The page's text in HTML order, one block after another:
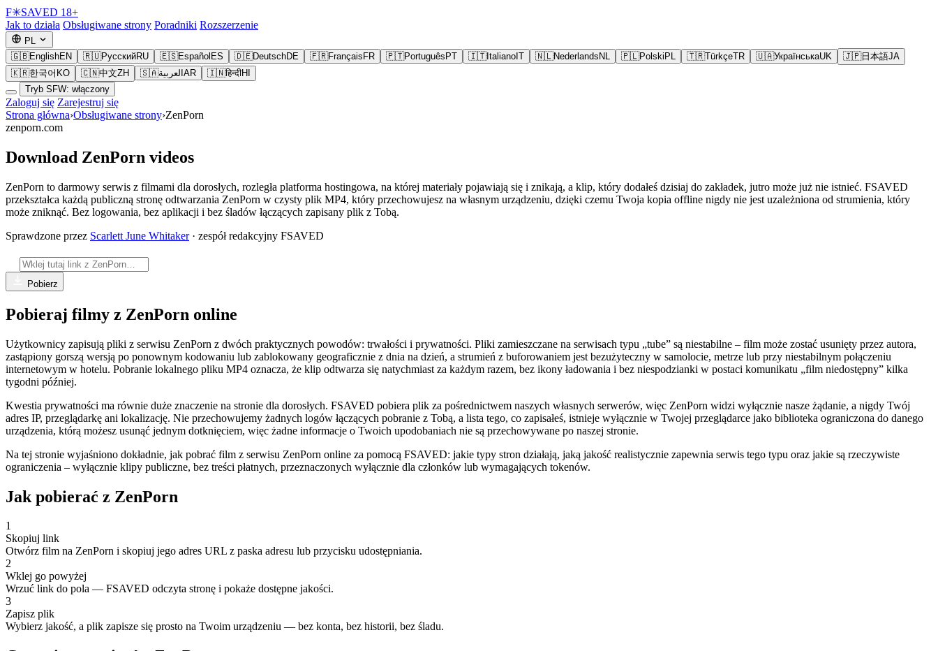
F✳SAVED 18+
Jak to działa Obsługiwane strony Poradniki Rozszerzenie
PL
🇬🇧EnglishEN 🇷🇺РусскийRU 🇪🇸Español ES 🇩🇪DeutschDE 🇫🇷Français FR 🇵🇹Português PT 🇮🇹Italiano IT 🇳🇱Nederlands NL 🇵🇱Polski PL 🇹🇷TürkçeTR 🇺🇦УкраїнськаUK 🇯🇵日本語JA
🇰🇷한국어 KO 🇨🇳中文ZH 🇸🇦العربية AR 🇮🇳हिन्दीHI
Tryb SFW: włączony
Zaloguj się Zarejestruj się
Strona główna›Obsługiwane strony›ZenPorn
zenporn.com
Download ZenPorn videos
ZenPorn to darmowy serwis z filmami dla dorosłych, rozległa platforma hostingowa, na której materiały pojawiają się i znikają, a klip, który dodałeś dzisiaj do zakładek, jutro może już nie istnieć. FSAVED
przekształca każdą publiczną stronę odtwarzania ZenPorn w czysty plik MP4, który przechowujesz na własnym urządzeniu, dzięki czemu Twoja kopia offline nigdy nie jest uzależniona od strumienia, który
może zniknąć. Bez logowania, bez aplikacji i bez śladów łączących zapisany plik z Tobą.
Sprawdzone przez Scarlett June Whitaker· zespół redakcyjny FSAVED
Pobierz
Pobieraj filmy z ZenPorn online
Użytkownicy zapisują pliki z serwisu ZenPorn z dwóch praktycznych powodów: trwałości i prywatności. Pliki zamieszczane na serwisach typu „tube” są niestabilne – film może zostać usunięty przez autora,
zastąpiony gorszą wersją po ponownym kodowaniu lub zablokowany geograficznie z dnia na dzień, a strumień z buforowaniem jest bezużyteczny w samolocie, metrze lub przy niestabilnym połączeniu
internetowym w hotelu. Pobranie lokalnego pliku MP4 oznacza, że klip odtwarza się natychmiast za każdym razem, bez ikony ładowania i bez niespodzianki w postaci komunikatu „film niedostępny” kilka
tygodni później.
Kwestia prywatności ma równie duże znaczenie na stronie dla dorosłych. FSAVED pobiera plik za pośrednictwem naszych własnych serwerów, więc ZenPorn widzi wyłącznie nasze żądanie, a nigdy Twój
adres IP, przeglądarkę ani lokalizację. Nie przechowujemy żadnych logów łączących pobranie z Tobą, a lista tego, co zapisałeś, istnieje wyłącznie w Twojej przeglądarce jako biblioteka ograniczona do danego
urządzenia, którą możesz usunąć jednym dotknięciem, więc żadne informacje o Twoich upodobaniach nie są przechowywane po naszej stronie.
Na tej stronie wyjaśniono dokładnie, jak pobrać film z serwisu ZenPorn online za pomocą FSAVED: jakie typy stron działają, jaką jakość realistycznie zapewnia serwis tego typu oraz jakie są rzeczywiste
ograniczenia – wyłącznie klipy publiczne, bez treści płatnych, przeznaczonych wyłącznie dla członków lub wymagających tokenów.
Jak pobierać z ZenPorn
1
Skopiuj link
Otwórz film na ZenPorn i skopiuj jego adres URL z paska adresu lub przycisku udostępniania.
2
Wklej go powyżej
Wrzuć link do pola — FSAVED odczyta stronę i pokaże dostępne jakości.
3
Zapisz plik
Wybierz jakość, a plik zapisze się prosto na Twoim urządzeniu — bez konta, bez historii, bez śladu.